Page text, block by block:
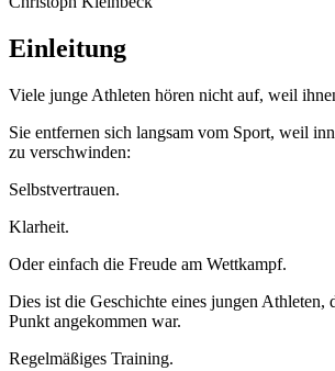
Einleitung
Viele junge Athleten hören nicht auf, weil
Sie entfernen sich langsam vom Sport, weil
zu verschwinden:
Selbstvertrauen.
Klarheit.
Oder einfach die Freude am Wettkampf.
Dies ist die Geschichte eines jungen Athleten,
Punkt angekommen war.
Regelmäßiges Training.